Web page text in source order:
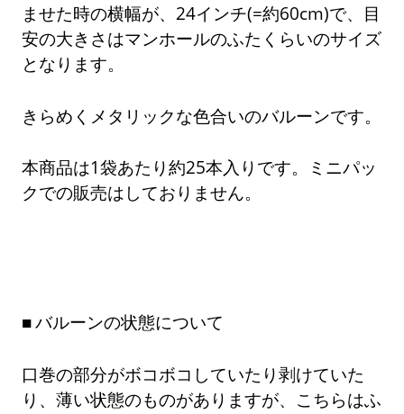
ませた時の横幅が、24インチ(=約60cm)で、目
安の大きさはマンホールのふたくらいのサイズ
となります。
きらめくメタリックな色合いのバルーンです。
本商品は1袋あたり約25本入りです。ミニパッ
クでの販売はしておりません。
バルーンの状態について
口巻の部分がボコボコしていたり剥けていた
り、薄い状態のものがありますが、こちらはふ